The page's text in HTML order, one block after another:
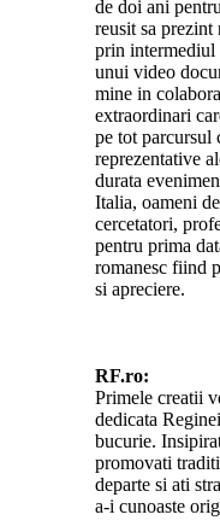
de doi ani
reusit sa
prin intermediul
unui video
mine in
extraordinari
pe tot parcursul
reprezentative
durata
Italia, oameni
cercetatori,
pentru prima
romanesc fiind
si apreciere.
RF.ro:
Primele creatii
dedicata
bucurie.
promovati
departe si ati
a-i cunoaste